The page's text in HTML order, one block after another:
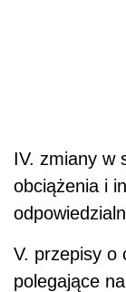
IV. zmiany w
obciążenia i
V. przepisy o
polegające